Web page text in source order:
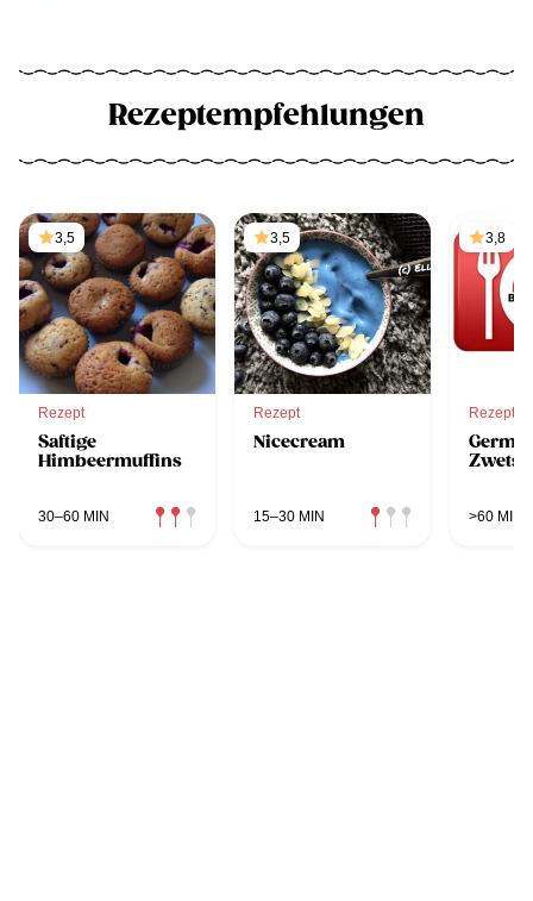
Rezeptempfehlungen
3,5
Rezept
Saftige
Himbeermuffins
30–60 MIN
3,5
Rezept
Nicecream
15–30 MIN
3,8
Rezept
>60 MIN